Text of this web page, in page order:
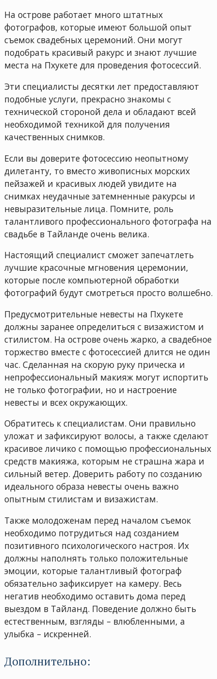
На острове работает много штатных
фотографов, которые имеют большой опыт
съемок свадебных церемоний. Они могут
подобрать красивый ракурс и знают лучшие
места на Пхукете для проведения фотосессий.
Эти специалисты десятки лет предоставляют
подобные услуги, прекрасно знакомы с
технической стороной дела и обладают всей
необходимой техникой для получения
качественных снимков.
Если вы доверите фотосессию неопытному
дилетанту, то вместо живописных морских
пейзажей и красивых людей увидите на
снимках неудачные затемненные ракурсы и
невыразительные лица. Помните, роль
талантливого профессионального фотографа на
свадьбе в Тайланде очень велика.
Настоящий специалист сможет запечатлеть
лучшие красочные мгновения церемонии,
которые после компьютерной обработки
фотографий будут смотреться просто волшебно.
Предусмотрительные невесты на Пхукете
должны заранее определиться с визажистом и
стилистом. На острове очень жарко, а свадебное
торжество вместе с фотосессией длится не один
час. Сделанная на скорую руку прическа и
непрофессиональный макияж могут испортить
не только фотографии, но и настроение
невесты и всех окружающих.
Обратитесь к специалистам. Они правильно
уложат и зафиксируют волосы, а также сделают
красивое личико с помощью профессиональных
средств макияжа, которым не страшна жара и
сильный ветер. Доверить работу по созданию
идеального образа невесты очень важно
опытным стилистам и визажистам.
Также молодоженам перед началом съемок
необходимо потрудиться над созданием
позитивного психологического настроя. Их
должны наполнять только положительные
эмоции, которые талантливый фотограф
обязательно зафиксирует на камеру. Весь
негатив необходимо оставить дома перед
выездом в Тайланд. Поведение должно быть
естественным, взгляды – влюбленными, а
улыбка – искренней.
Дополнительно: